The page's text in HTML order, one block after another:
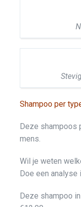
Shampoo per
Deze shampoos
mens.
Wil je weten
Doe een analyse
Deze shampoo